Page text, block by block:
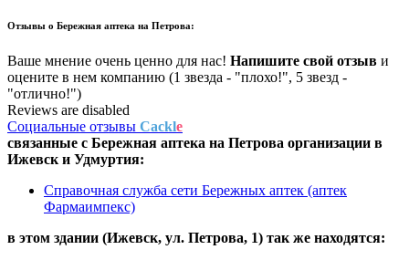
Отзывы о Бережная аптека на Петрова:
Ваше мнение очень ценно для нас! Напишите свой отзыв и
оцените в нем компанию (1 звезда - "плохо!", 5 звезд -
"отлично!")
Reviews are disabled
Социальные отзывы Cackle
связанные с Бережная аптека на Петрова организации в
Ижевск и Удмуртия:
Справочная служба сети Бережных аптек (аптек
Фармаимпекс)
в этом здании (Ижевск, ул. Петрова, 1) так же находятся: